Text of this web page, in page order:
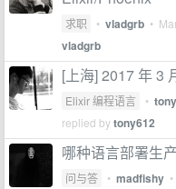
求职 • vladgrb •
vladgrb
[上海] 2017 年 3
Elixir 编程语言 •
replied bytony612
哪种语言部署生
问与答 • madfishy •